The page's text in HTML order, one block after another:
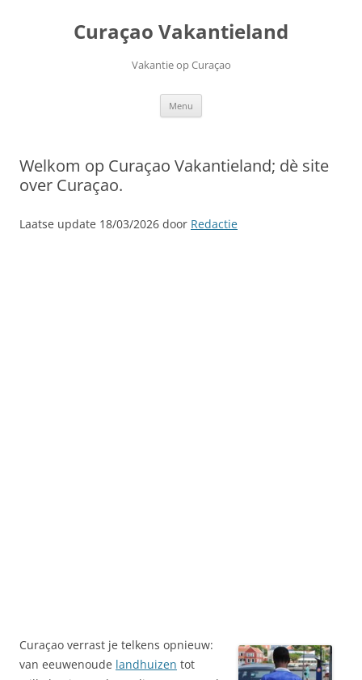
Curaçao Vakantieland
Vakantie op Curaçao
Menu
Welkom op Curaçao Vakantieland; dè site
over Curaçao.
Laatse update 18/03/2026 door Redactie
Curaçao verrast je telkens opnieuw:
van eeuwenoude landhuizen tot